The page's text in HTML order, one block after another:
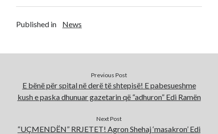
Published in News
Previous Post
E bënë për spital në derë të shtepisë! E pabesueshme
kush e paska dhunuar gazetarin që “adhuron” Edi Ramën
Next Post
“UÇMENDËN” RRJETET! Agron Shehaj ‘masakron’ Edi